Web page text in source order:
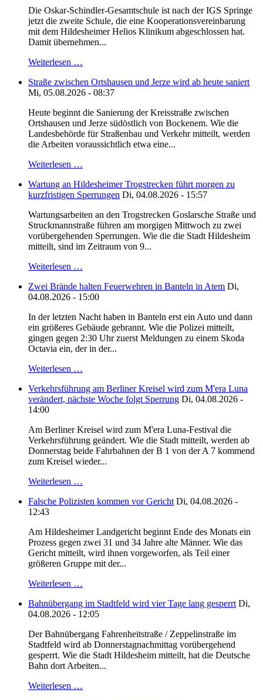
Die Oskar-Schindler-Gesamtschule ist nach der IGS Springe
jetzt die zweite Schule, die eine Kooperationsvereinbarung
mit dem Hildesheimer Helios Klinikum abgeschlossen hat.
Damit übernehmen...
Weiterlesen …
Straße zwischen Ortshausen und Jerze wird ab heute saniert
Mi, 05.08.2026 - 08:37
Heute beginnt die Sanierung der Kreisstraße zwischen
Ortshausen und Jerze südöstlich von Bockenem. Wie die
Landesbehörde für Straßenbau und Verkehr mitteilt, werden
die Arbeiten voraussichtlich etwa eine...
Weiterlesen …
Wartung an Hildesheimer Trogstrecken führt morgen zu
kurzfristigen Sperrungen Di, 04.08.2026 - 15:57
Wartungsarbeiten an den Trogstrecken Goslarsche Straße und
Struckmannstraße führen am morgigen Mittwoch zu zwei
vorübergehenden Sperrungen. Wie die die Stadt Hildesheim
mitteilt, sind im Zeitraum von 9...
Weiterlesen …
Zwei Brände halten Feuerwehren in Banteln in Atem Di,
04.08.2026 - 15:00
In der letzten Nacht haben in Banteln erst ein Auto und dann
ein größeres Gebäude gebrannt. Wie die Polizei mitteilt,
gingen gegen 2:30 Uhr zuerst Meldungen zu einem Skoda
Octavia ein, der in der...
Weiterlesen …
Verkehrsführung am Berliner Kreisel wird zum M'era Luna
verändert, nächste Woche folgt Sperrung Di, 04.08.2026 -
14:00
Am Berliner Kreisel wird zum M'era Luna-Festival die
Verkehrsführung geändert. Wie die Stadt mitteilt, werden ab
Donnerstag beide Fahrbahnen der B 1 von der A 7 kommend
zum Kreisel wieder...
Weiterlesen …
Falsche Polizisten kommen vor Gericht Di, 04.08.2026 -
12:43
Am Hildesheimer Landgericht beginnt Ende des Monats ein
Prozess gegen zwei 31 und 34 Jahre alte Männer. Wie das
Gericht mitteilt, wird ihnen vorgeworfen, als Teil einer
größeren Gruppe mit der...
Weiterlesen …
Bahnübergang im Stadtfeld wird vier Tage lang gesperrt Di,
04.08.2026 - 12:05
Der Bahnübergang Fahrenheitstraße / Zeppelinstraße im
Stadtfeld wird ab Donnerstagnachmittag vorübergehend
gesperrt. Wie die Stadt Hildesheim mitteilt, hat die Deutsche
Bahn dort Arbeiten...
Weiterlesen …